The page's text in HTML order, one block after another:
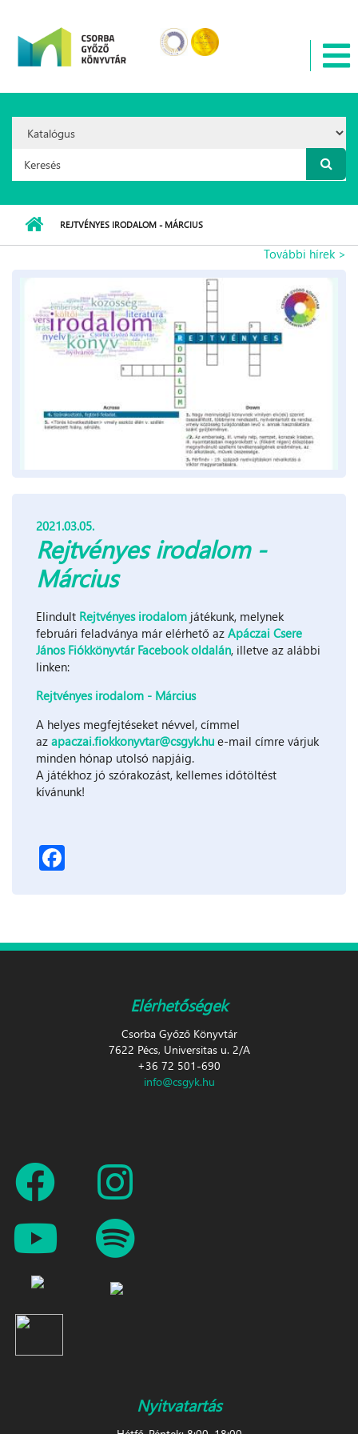
Option:
Keresés űrlap
REJTVÉNYES IRODALOM - MÁRCIUS
További hírek >
2021.03.05.
Rejtvényes irodalom -
Március
Elindult Rejtvényes irodalom játékunk, melynek
februári feladványa már elérhető az Apáczai Csere
János Fiókkönyvtár Facebook oldalán, illetve az alábbi
linken:
Rejtvényes irodalom - Március
A helyes megfejtéseket névvel, címmel
az apaczai.fiokkonyvtar@csgyk.hu e-mail címre várjuk
minden hónap utolsó napjáig.
A játékhoz jó szórakozást, kellemes időtöltést
kívánunk!
Elérhetőségek
Csorba Győző Könyvtár
7622 Pécs, Universitas u. 2/A
+36 72 501-690
info@csgyk.hu
Nyitvatartás